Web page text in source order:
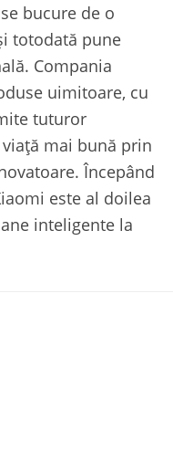
bucure de o
totodată pune
Compania
uimitoare, cu
tuturor
mai bună prin
Începând
este al doilea
inteligente la